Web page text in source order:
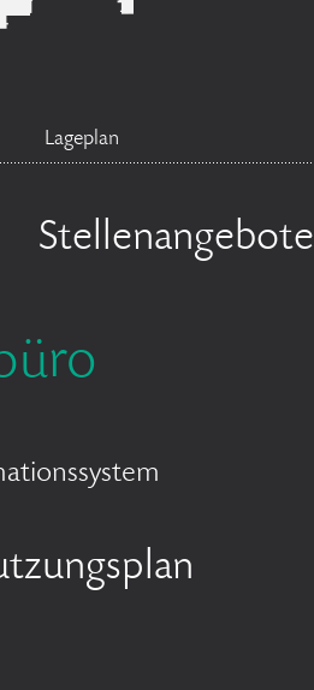
Lageplan
Stellenangebote